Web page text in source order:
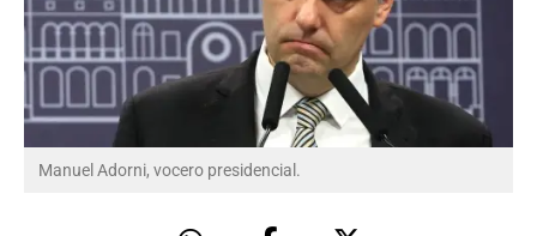
Manuel Adorni, vocero presidencial.